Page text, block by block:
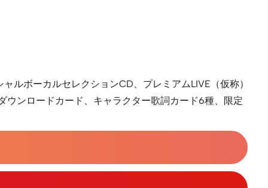
ルボーカルセレクションCD、プレミアムLIVE（仮称）
ンロードカード、キャラクター歌詞カード6種、限定